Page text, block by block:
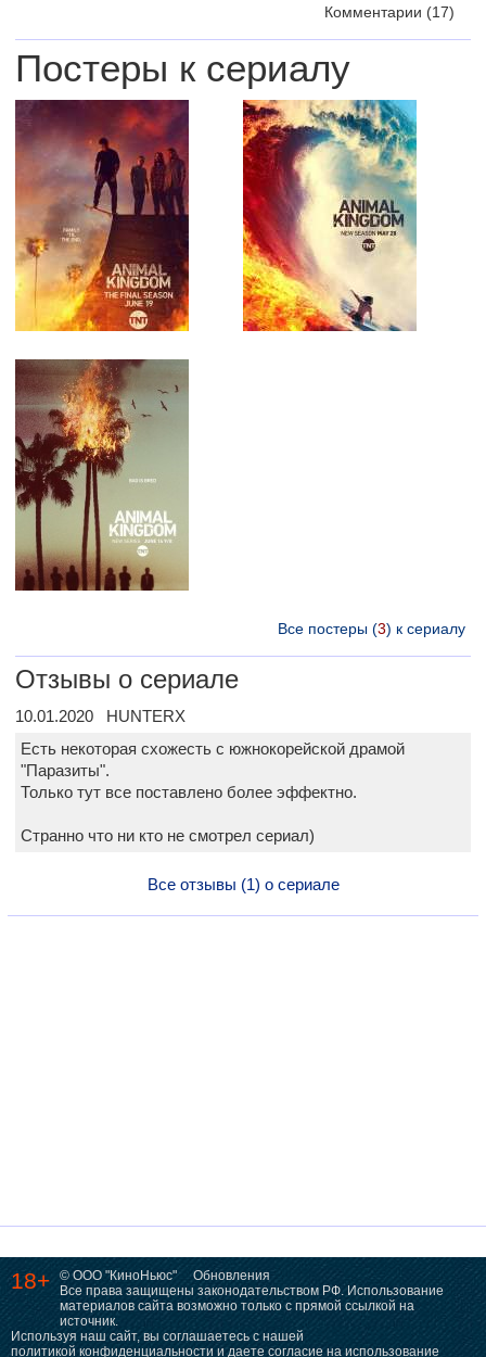
Комментарии (17)
Постеры к сериалу
Все постеры (3) к сериалу
Отзывы о сериале
10.01.2020 HUNTERX
Есть некоторая схожесть с южнокорейской драмой
"Паразиты".
Только тут все поставлено более эффектно.
Странно что ни кто не смотрел сериал)
Все отзывы (1) о сериале
18+ © ООО "КиноНьюс"
Обновления
Все права защищены законодательством РФ. Использование
материалов сайта возможно только с прямой ссылкой на
источник.
Используя наш сайт, вы соглашаетесь с нашей
политикой конфиденциальности и даете согласие на использование